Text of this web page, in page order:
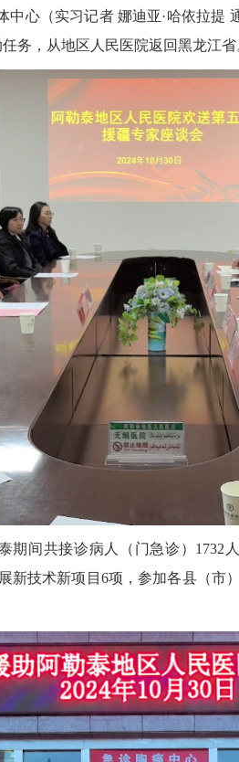
（实习记者 娜迪亚·哈依拉提
务，从地区人民医院返回黑龙江省
间共接诊病人（门急诊）1732人
新技术新项目6项，参加各县（市